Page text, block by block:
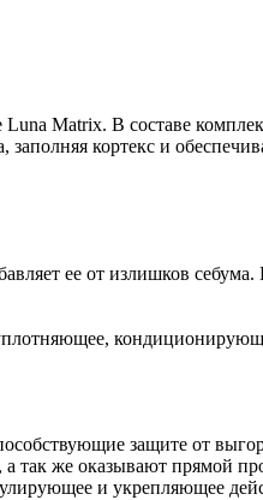
Matrix. В составе
кортекс и
ее от излишков
защите от
так же оказывают прямой
и укрепляющее